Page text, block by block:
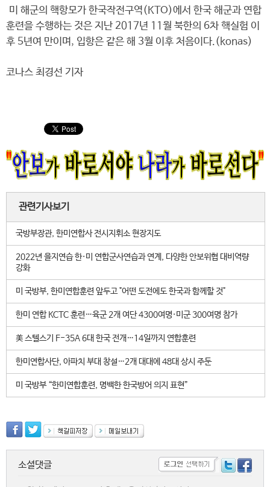
미 해군의 핵항모가 한국작전구역(KTO)에서 한국 해군과 연합
훈련을 수행하는 것은 지난 2017년 11월 북한의 6차 핵실험 이
후 5년여 만이며, 입항은 같은 해 3월 이후 처음이다.(konas)
코나스 최경선 기자
관련기사보기
국방부장관, 한미연합사 전시지휘소 현장지도
2022년 을지연습 한·미 연합군사연습과 연계, 다양한 안보위협 대비역량
강화
미 국방부, 한미연합훈련 앞두고 "어떤 도전에도 한국과 함께할 것"
한미 연합 KCTC 훈련…육군 2개 여단 4300여명·미군 300여명 참가
美 스텔스기 F-35A 6대 한국 전개…14일까지 연합훈련
한미연합사단, 아파치 부대 창설…2개 대대에 48대 상시 주둔
미 국방부 “한미연합훈련, 명백한 한국방어 의지 표현”
소셜댓글